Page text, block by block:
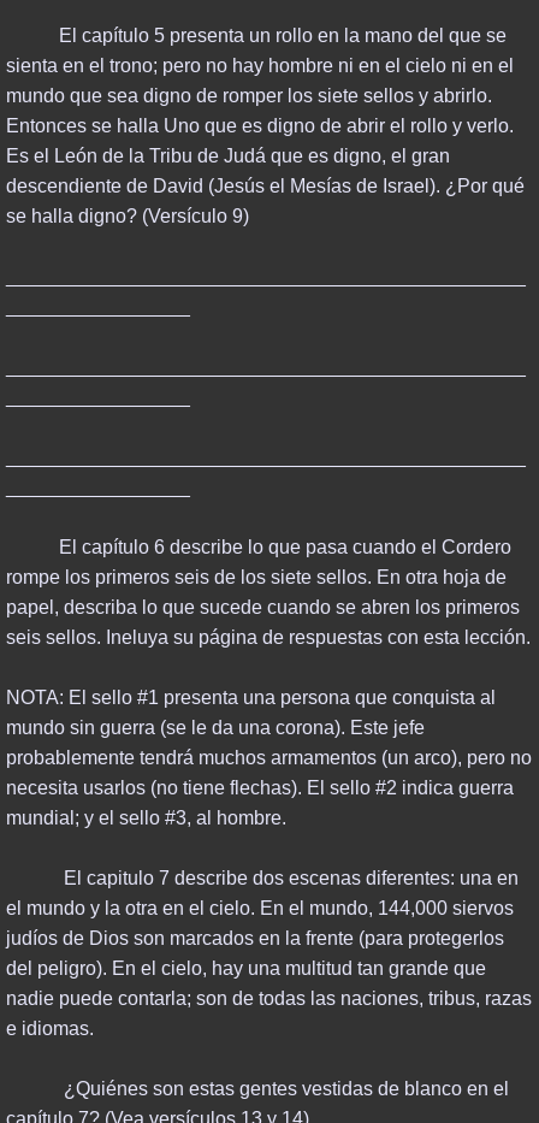
El capítulo 5 presenta un rollo en la mano del que se
sienta en el trono; pero no hay hombre ni en el cielo ni en el
mundo que sea digno de romper los siete sellos y abrirlo.
Entonces se halla Uno que es digno de abrir el rollo y verlo.
Es el León de la Tribu de Judá que es digno, el gran
descendiente de David (Jesús el Mesías de Israel). ¿Por qué
se halla digno? (Versículo 9)
El capítulo 6 describe lo que pasa cuando el Cordero
rompe los primeros seis de los siete sellos. En otra hoja de
papel, describa lo que sucede cuando se abren los primeros
seis sellos. Ineluya su página de respuestas con esta lección.
NOTA: El sello #1 presenta una persona que conquista al
mundo sin guerra (se le da una corona). Este jefe
probablemente tendrá muchos armamentos (un arco), pero no
necesita usarlos (no tiene flechas). El sello #2 indica guerra
mundial; y el sello #3, al hombre.
El capitulo 7 describe dos escenas diferentes: una en
el mundo y la otra en el cielo. En el mundo, 144,000 siervos
judíos de Dios son marcados en la frente (para protegerlos
del peligro). En el cielo, hay una multitud tan grande que
nadie puede contarla; son de todas las naciones, tribus, razas
e idiomas.
¿Quiénes son estas gentes vestidas de blanco en el
capítulo 7? (Vea versículos 13 y 14)